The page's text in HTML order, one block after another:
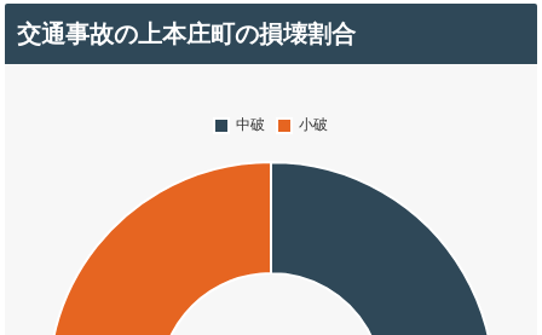
交通事故の上本庄町の損壊割合